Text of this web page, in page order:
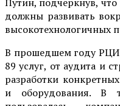
должны развивать
высокотехнологичных
В прошедшем году РЦИ
89 услуг, от аудита и
разработки
и оборудования. В